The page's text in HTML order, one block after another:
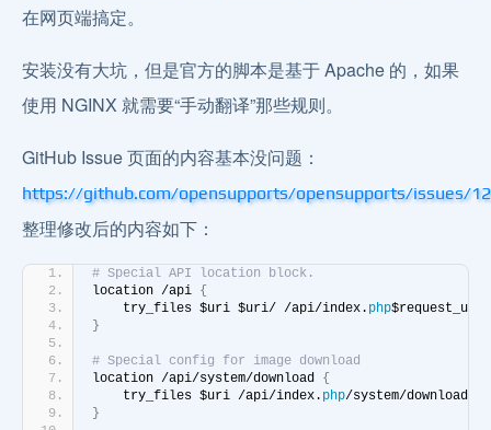
在网页端搞定。
安装没有大坑，但是官方的脚本是基于 Apache 的，如果
使用 NGINX 就需要“手动翻译”那些规则。
GitHub Issue 页面的内容基本没问题：
https://github.com/opensupports/opensupports/issues/
整理修改后的内容如下：
# Special API location block.
location /api {
    try_files $uri $uri/ /api/index.
php$request_uri;
}
# Special config for image download
location /api/system/download {
    try_files $uri /api/index.
php/system/
}